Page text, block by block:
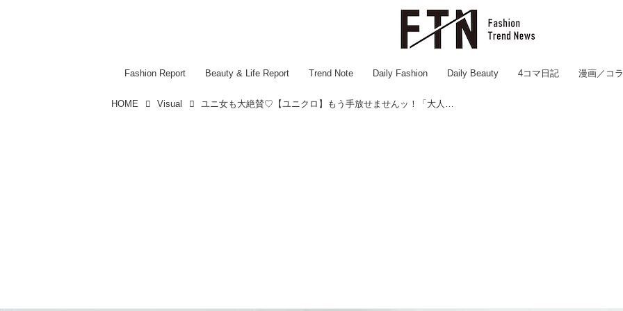
Fashion Report Beauty & Life Report Trend Note Daily Fashion Daily Beauty 4コマ日記 漫画／コ
HOME Visual